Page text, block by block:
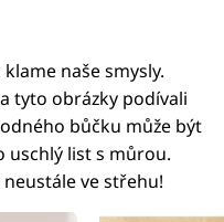
naše smysly.
tyto obrázky podívali
bůčku může být
uschlý list s můrou.
ve střehu!